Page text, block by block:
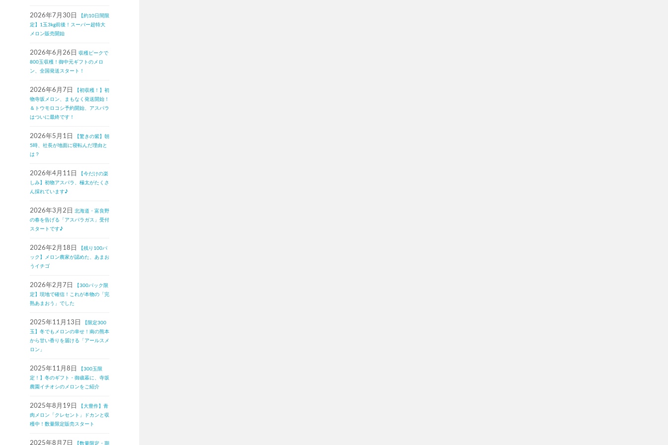
2026年7月30日
【約10日間限
定】1玉3kg前後！スーパー超特大
メロン販売開始
2026年6月26日 収穫ピークで
800玉収穫！御中元ギフトのメロ
ン、全国発送スタート！
2026年6月7日
【初収穫！】初
物寺坂メロン、まもなく発送開始！
＆トウモロコシ予約開始、アスパラ
はついに最終です！
2026年5月1日
【驚きの紫】朝
5時、社長が地面に寝転んだ理由と
は？
2026年4月11日
【今だけの楽
しみ】初物アスパラ、極太がたくさ
ん採れています♪
2026年3月2日 北海道・富良野
の春を告げる「アスパラガス」受付
スタートです♪
2026年2月18日
【残り100パ
ック】メロン農家が認めた、あまお
うイチゴ
2026年2月7日
【300パック限
定】現地で確信！これが本物の「完
熟あまおう」でした
2025年11月13日
【限定300
玉】冬でもメロンの幸せ！南の熊本
から甘い香りを届ける「アールスメ
ロン」
2025年11月8日
【300玉限
定！】冬のギフト・御歳暮に、寺坂
農園イチオシのメロンをご紹介
2025年8月19日
【大豊作】青
肉メロン「クレセント」ドカンと収
穫中！数量限定販売スタート
2025年8月7日 【数量限定・期